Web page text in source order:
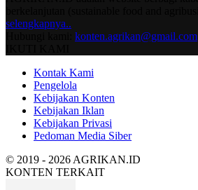
selengkapnya..
konten.agrikan@gmail.com
Kontak Kami
Pengelola
Kebijakan Konten
Kebijakan Iklan
Kebijakan Privasi
Pedoman Media Siber
© 2019 - 2026 AGRIKAN.ID
KONTEN TERKAIT